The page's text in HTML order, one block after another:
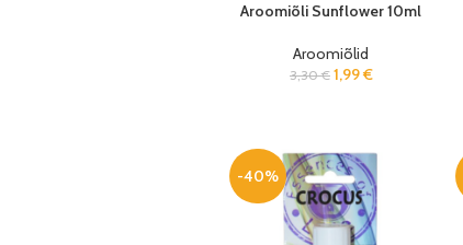
Aroomiõli Sunflower 10ml
Aroomiõlid
3,30€ 1,99€
-40%